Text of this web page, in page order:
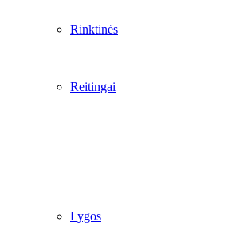
Rinktinės
Reitingai
Lygos